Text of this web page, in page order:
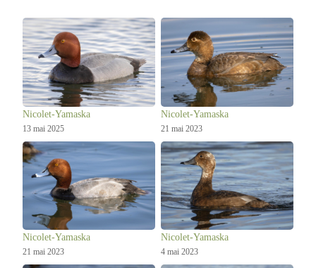
rouge vif et un oeil doré.
Nicolet-Yamaska
13 mai 2025
Nicolet-Yamaska
21 mai 2023
Nicolet-Yamaska
21 mai 2023
Nicolet-Yamaska
4 mai 2023